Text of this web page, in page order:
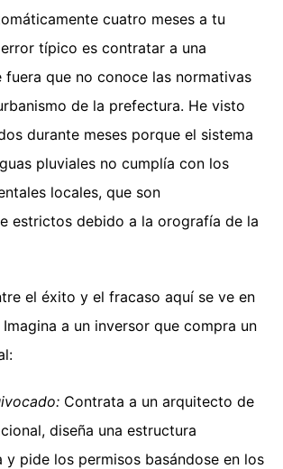
cuatro meses a tu
típico es contratar a una
que no conoce las normativas
de la prefectura. He visto
durante meses porque el sistema
pluviales no cumplía con los
locales, que son
estrictos debido a la orografía de la
el éxito y el fracaso aquí se ve en
a un inversor que compra un
Contrata a un arquitecto de
diseña una estructura
y pide los permisos basándose en los